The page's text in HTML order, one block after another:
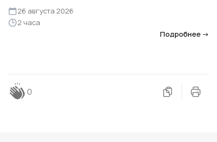
26 августа 2026
2 часа
Подробнее →
0